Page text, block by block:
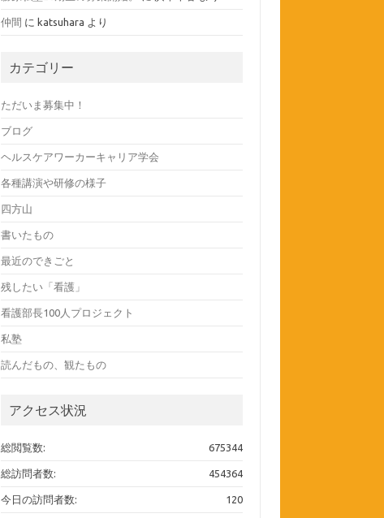
仲間 に katsuhara より
カテゴリー
ただいま募集中！
ブログ
ヘルスケアワーカーキャリア学会
各種講演や研修の様子
四方山
書いたもの
最近のできごと
残したい「看護」
看護部長100人プロジェクト
私塾
読んだもの、観たもの
アクセス状況
675344
総閲覧数:
454364
総訪問者数:
120
今日の訪問者数: